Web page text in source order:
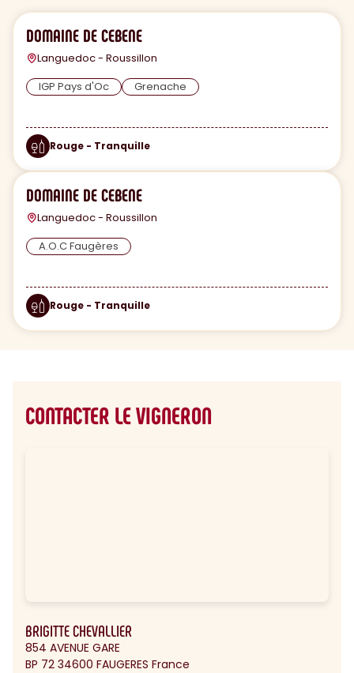
DOMAINE DE CEBENE
Languedoc - Roussillon
IGP Pays d'Oc
Grenache
Rouge - Tranquille
DOMAINE DE CEBENE
Languedoc - Roussillon
A.O.C Faugères
Rouge - Tranquille
CONTACTER LE VIGNERON
BRIGITTE CHEVALLIER
854 AVENUE GARE
BP 72 34600 FAUGERES France